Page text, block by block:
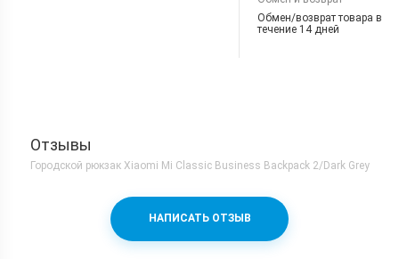
Обмен/возврат товара в
течение 14 дней
Отзывы
Городской рюкзак Xiaomi Mi Classic Business Backpack 2/Dark Grey
НАПИСАТЬ ОТЗЫВ